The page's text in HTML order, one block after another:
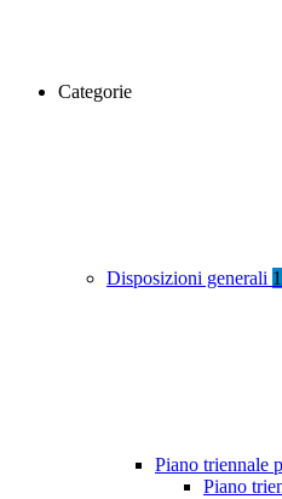
Categorie
Disposizioni generali
Piano triennale
Piano